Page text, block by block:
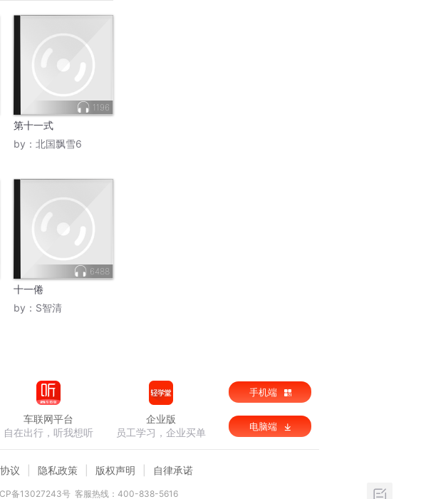
1196
第十一式
by： 北国飘雪6
6488
十一倦
by： S智清
车联网平台
自在出行，听我想听
企业版
员工学习，企业买单
手机端
电脑端
议 隐私政策 版权声明 自律承诺
备13027243号 客服热线：400-838-5616